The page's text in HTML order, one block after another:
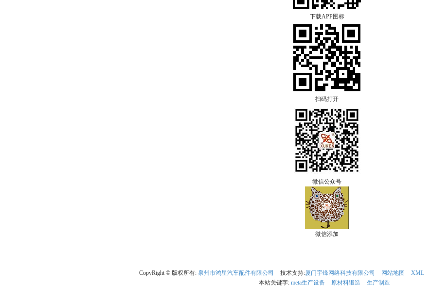
下载APP图标
扫码打开
微信公众号
微信添加
CopyRight © 版权所有: 泉州市鸿星汽车配件有限公司 技术支持:厦门宇锋网络科技有限公司 网站地图 XML
本站关键字: meta生产设备 原材料锻造 生产制造